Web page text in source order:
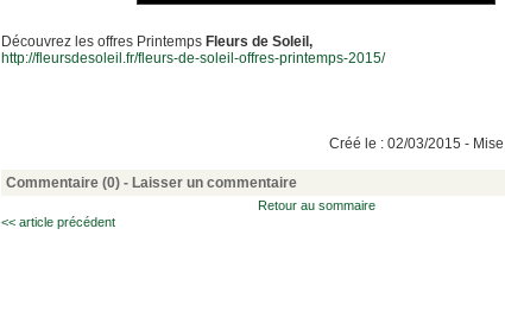
Découvrez les offres Printemps Fleurs de Soleil,
http://fleursdesoleil.fr/fleurs-de-soleil-offres-printemps-2015/
Créé le : 02/03/2015 -
Commentaire (0) - Laisser un commentaire
Retour au sommaire
<< article précédent